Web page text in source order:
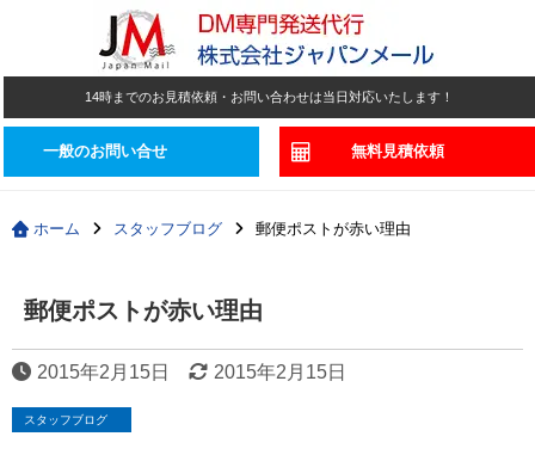
14時までのお見積依頼・お問い合わせは当日対応いたします！
一般のお問い合せ 無料見積依頼
ホーム スタッフブログ 郵便ポストが赤い理由
郵便ポストが赤い理由
2015年2月15日 2015年2月15日
スタッフブログ